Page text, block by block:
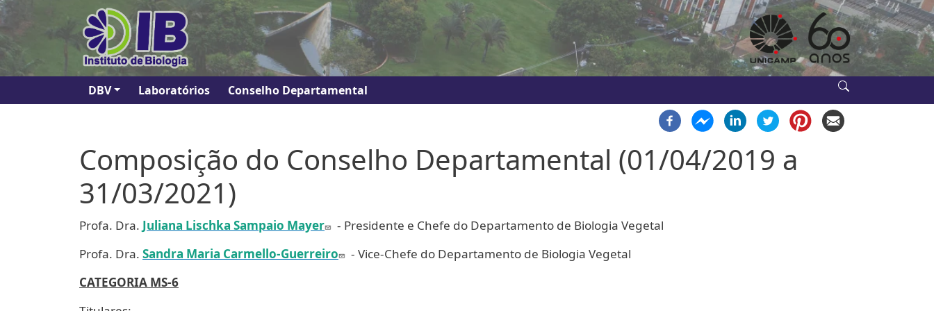
Pular para o conteúdo principal
Navegação principal
DBV Laboratórios Conselho Departamental
Composição do Conselho Departamental (01/04/2019 a
31/03/2021)
Profa. Dra. Juliana Lischka Sampaio Mayer
- Presidente e Chefe do Departamento de Biologia Vegetal
Profa. Dra. Sandra Maria Carmello-Guerreiro
- Vice-Chefe do Departamento de Biologia Vegetal
CATEGORIA MS-6